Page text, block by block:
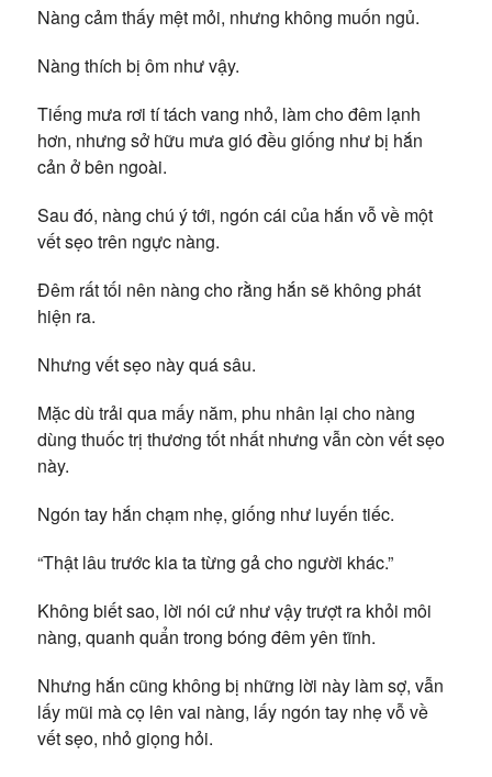
Nàng cảm thấy mệt mỏi, nhưng không muốn ngủ.
Nàng thích bị ôm như vậy.
Tiếng mưa rơi tí tách vang nhỏ, làm cho đêm lạnh
hơn, nhưng sở hữu mưa gió đều giống như bị hắn
cản ở bên ngoài.
Sau đó, nàng chú ý tới, ngón cái của hắn vỗ về một
vết sẹo trên ngực nàng.
Đêm rất tối nên nàng cho rằng hắn sẽ không phát
hiện ra.
Nhưng vết sẹo này quá sâu.
Mặc dù trải qua mấy năm, phu nhân lại cho nàng
dùng thuốc trị thương tốt nhất nhưng vẫn còn vết sẹo
này.
Ngón tay hắn chạm nhẹ, giống như luyến tiếc.
“Thật lâu trước kia ta từng gả cho người khác.”
Không biết sao, lời nói cứ như vậy trượt ra khỏi môi
nàng, quanh quẩn trong bóng đêm yên tĩnh.
Nhưng hắn cũng không bị những lời này làm sợ, vẫn
lấy mũi mà cọ lên vai nàng, lấy ngón tay nhẹ vỗ về
vết sẹo, nhỏ giọng hỏi.